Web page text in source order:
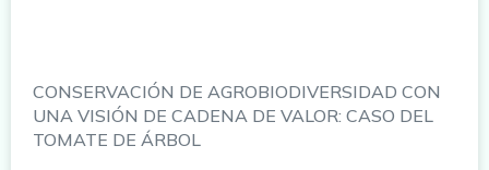
CONSERVACIÓN DE AGROBIODIVERSIDAD CON
UNA VISIÓN DE CADENA DE VALOR: CASO DEL
TOMATE DE ÁRBOL